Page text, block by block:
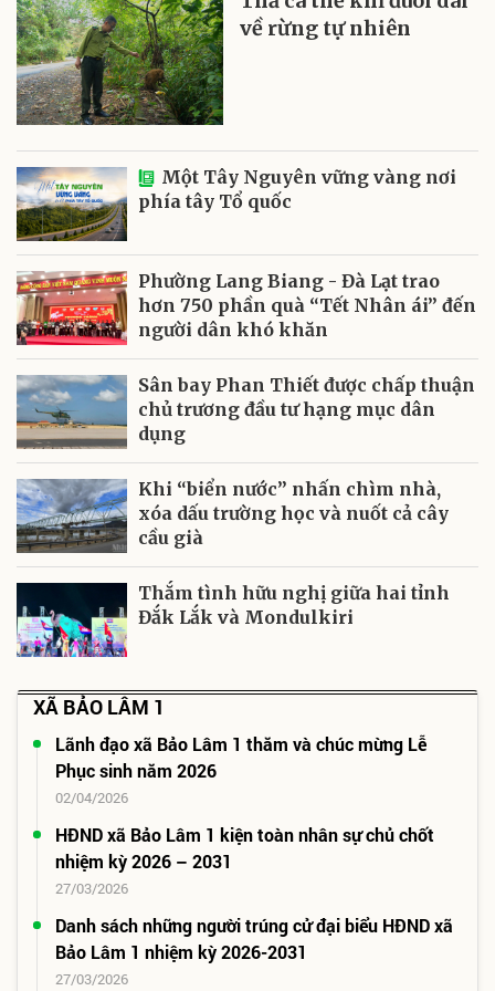
về rừng tự nhiên
Một Tây Nguyên vững vàng nơi
phía tây Tổ quốc
Phường Lang Biang - Đà Lạt trao
hơn 750 phần quà “Tết Nhân ái” đến
người dân khó khăn
Sân bay Phan Thiết được chấp thuận
chủ trương đầu tư hạng mục dân
dụng
Khi “biển nước” nhấn chìm nhà,
xóa dấu trường học và nuốt cả cây
cầu già
Thắm tình hữu nghị giữa hai tỉnh
Đắk Lắk và Mondulkiri
XÃ BẢO LÂM 1
Lãnh đạo xã Bảo Lâm 1 thăm và chúc mừng Lễ
Phục sinh năm 2026
02/04/2026
HĐND xã Bảo Lâm 1 kiện toàn nhân sự chủ chốt
nhiệm kỳ 2026 – 2031
27/03/2026
Danh sách những người trúng cử đại biểu HĐND xã
Bảo Lâm 1 nhiệm kỳ 2026-2031
27/03/2026